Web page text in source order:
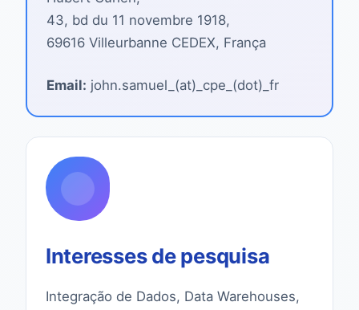
43, bd du 11 novembre 1918,
69616 Villeurbanne CEDEX, França
Email: john.samuel_(at)_cpe_(dot)_fr
Interesses de pesquisa
Integração de Dados, Data Warehouses,